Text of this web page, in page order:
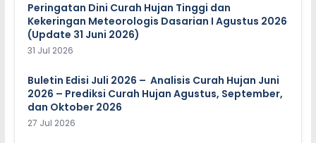
Peringatan Dini Curah Hujan Tinggi dan
Kekeringan Meteorologis Dasarian I Agustus 2026
(Update 31 Juni 2026)
31 Jul 2026
Buletin Edisi Juli 2026 – Analisis Curah Hujan Juni
2026 – Prediksi Curah Hujan Agustus, September,
dan Oktober 2026
27 Jul 2026